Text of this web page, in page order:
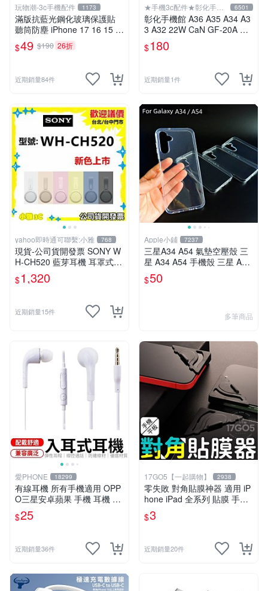
玩物潮-3c手機配件 1173
滿版抗藍光鋼化玻璃保護貼
聽筒防塵 iPhone 17 16 15 1
4 Pro Max 13 12 11 Xs Xr 1
6e
$49 $190 26折
近期銷量84件
★手機3c配件★彰化手機
館
6501
彰化手機館 A36 A35 A34 A3
3 A32 22W CaN GF-20A 充
電器 快充 PD頭 A22 三星
$180
近期銷量1件
yahoo即時通可聯繫:小雅 768
現貨-公司貨開發票 SONY W
H-CH520 藍芽耳機 耳罩式耳
機 WHCH520【小雅3C】台
中
$1,320
近期銷量15件
Apple小鋪 7237
三星A34 A54 氣墊空壓殼 三
星 A34 A54 手機殼 三星 A34
A54 透明保護套
$50
多筆商品
愛PHONE 18299
有線耳機 所有手機適用 OPP
O三星安卓蘋果 手機 耳機 有
線耳機 手機電腦 聽歌講電話
贈禮品 輕便耳機 運動耳機
$25
近期銷量36件
17GO5【一起購物】 2938
零失敗 對角貼膜神器 適用 iP
hone iPad 全系列 貼膜 手機
平板 貼膜神器 通用 鋼化膜
定位器 類紙膜
$3
近期銷量20件